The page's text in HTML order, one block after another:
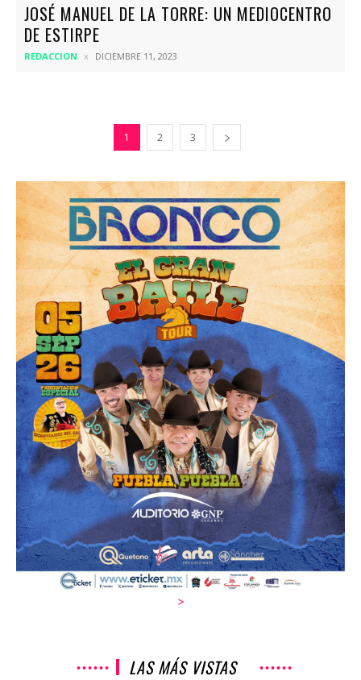
JOSÉ MANUEL DE LA TORRE: UN MEDIOCENTRO
DE ESTIRPE
REDACCION DICIEMBRE 11, 2023
1 2 3
>
LAS MÁS VISTAS